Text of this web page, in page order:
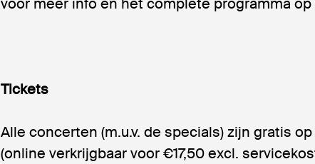
Tickets
Alle concerten (m.u.v. de specials) zijn gratis
(online verkrijgbaar voor €17,50 excl.